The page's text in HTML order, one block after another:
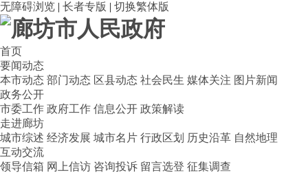
无障碍浏览 | 长者专版 | 切换繁体版
首页
要闻动态
本市动态 部门动态 区县动态 社会民生 媒体关注 图片新闻
政务公开
市委工作 政府工作 信息公开 政策解读
走进廊坊
城市综述 经济发展 城市名片 行政区划 历史沿革 自然地理
互动交流
领导信箱 网上信访 咨询投诉 留言选登 征集调查